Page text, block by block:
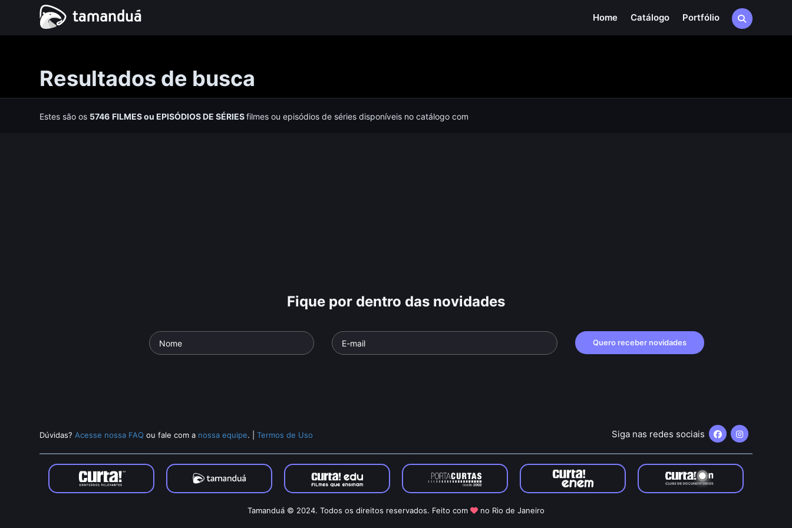
Home Catálogo Portfólio
Resultados de busca
Estes são os 5746 FILMESou EPISÓDIOS DE SÉRIESfilmes ou episódios de séries disponíveis no catálogo com
Fique por dentro das novidades
Quero receber novidades
Dúvidas? Acesse nossa FAQ ou fale com a nossa equipe. |Termos de Uso Siga nas redes sociais
Tamanduá © 2024. Todos os direitos reservados. Feito com no Rio de Janeiro